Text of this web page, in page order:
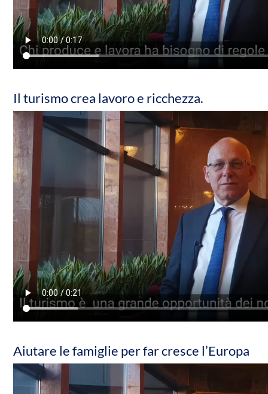
Il turismo crea lavoro e ricchezza.
Aiutare le famiglie per far cresce l’Europa